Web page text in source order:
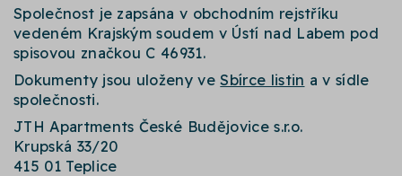
Společnost je zapsána v obchodním rejstříku
vedeném Krajským soudem v Ústí nad Labem pod
spisovou značkou C 46931.
Dokumenty jsou uloženy veSbírce listin a v sídle
společnosti.
JTH Apartments České Budějovice s.r.o.
Krupská 33/20
415 01 Teplice